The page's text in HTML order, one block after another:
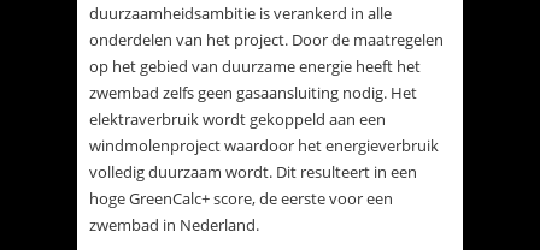
duurzaamheidsambitie is verankerd in alle
onderdelen van het project. Door de maatregelen
op het gebied van duurzame energie heeft het
zwembad zelfs geen gasaansluiting nodig. Het
elektraverbruik wordt gekoppeld aan een
windmolenproject waardoor het energieverbruik
volledig duurzaam wordt. Dit resulteert in een
hoge GreenCalc+ score, de eerste voor een
zwembad in Nederland.